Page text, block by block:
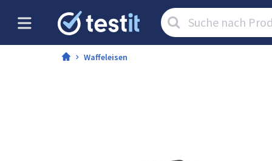
Artikel
suchen:
Waffeleisen